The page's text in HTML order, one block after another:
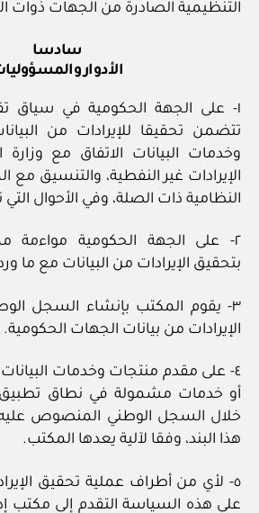
التنظيمية الصادرة من الجهات ذوات
سادسا
الأدوار
١- على الجهة الحكومية في سياق
تتضمن تحقيقا للإيرادات من
وخدمات البيانات الاتفاق مع وزارة
الإيرادات غير النفطية، والتنسيق مع
النظامية ذات الصلة، وفي الأحوال
٢- على الجهة الحكومية مواءمة
بتحقيق الإيرادات من البيانات مع ما
٣- يقوم المكتب بإنشاء السجل
الإيرادات من بيانات الجهات الحكومية.
٤- على مقدم منتجات وخدمات
أو خدمات مشمولة في نطاق
هذا البند، وفقا لآلية يعدها المكتب.
٥- لأي من أطراف عملية تحقيق
على هذه السياسة التقدم إلى مكتب